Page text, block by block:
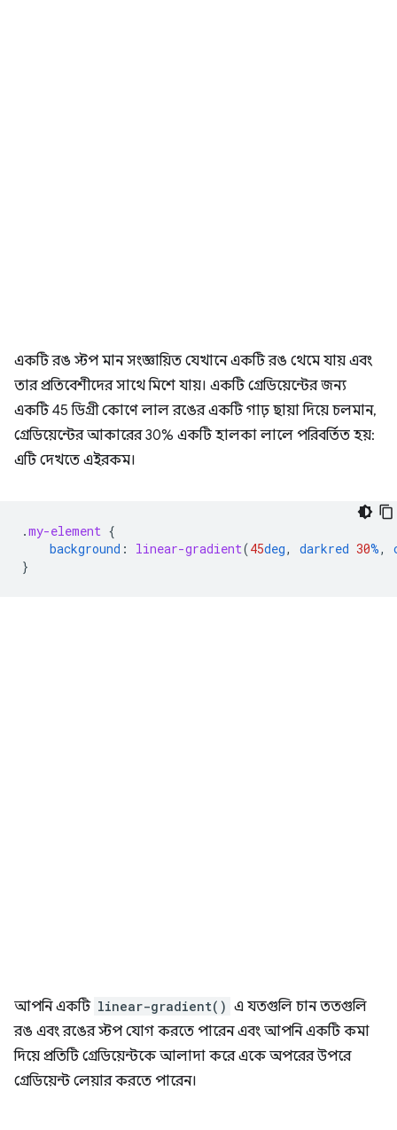
একটি রঙ স্টপ মান সংজ্ঞায়িত যেখানে একটি রঙ থেমে যায় এবং
তার প্রতিবেশীদের সাথে মিশে যায়। একটি গ্রেডিয়েন্টের জন্য
একটি 45 ডিগ্রী কোণে লাল রঙের একটি গাঢ় ছায়া দিয়ে চলমান,
গ্রেডিয়েন্টের আকারের 30% একটি হালকা লালে পরিবর্তিত হয়:
এটি দেখতে এইরকম।
.my-element {
background : linear-gradient(45deg, darkred 30%,
}
আপনি একটি linear-gradient() এ যতগুলি চান ততগুলি
রঙ এবং রঙের স্টপ যোগ করতে পারেন এবং আপনি একটি কমা
দিয়ে প্রতিটি গ্রেডিয়েন্টকে আলাদা করে একে অপরের উপরে
গ্রেডিয়েন্ট লেয়ার করতে পারেন।